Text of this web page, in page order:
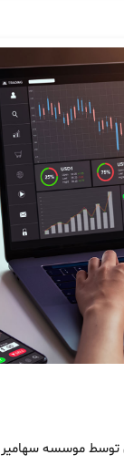
موسسه سهامیر ،